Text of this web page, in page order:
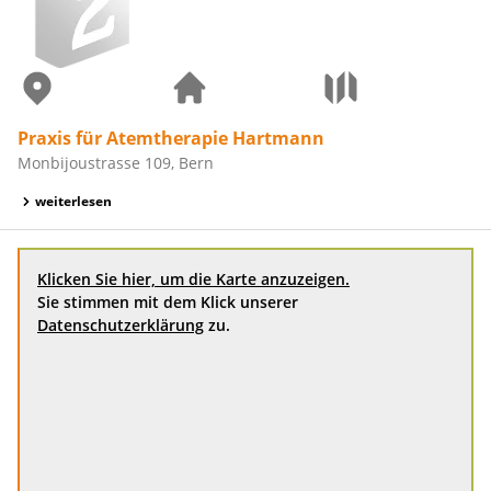
Praxis für Atemtherapie Hartmann
Monbijoustrasse 109, Bern
weiterlesen
Klicken Sie hier, um die Karte anzuzeigen.
Sie stimmen mit dem Klick unserer
Datenschutzerklärung zu.